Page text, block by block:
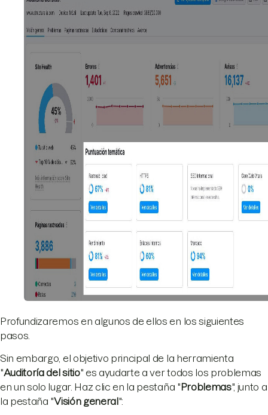
Profundizaremos en algunos de ellos en los siguientes
pasos.
Sin embargo, el objetivo principal de la herramienta
"Auditoría del sitio" es ayudarte a ver todos los problemas
en un solo lugar. Haz clic en la pestaña "Problemas", junto a
la pestaña "Visión general":